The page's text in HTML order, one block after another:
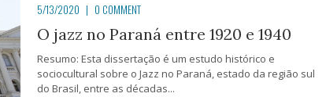
5/13/2020 | 0 COMMENT
O jazz no Paraná entre 1920 e 1940
Resumo: Esta dissertação é um estudo histórico e
sociocultural sobre o Jazz no Paraná, estado da região sul
do Brasil, entre as décadas...